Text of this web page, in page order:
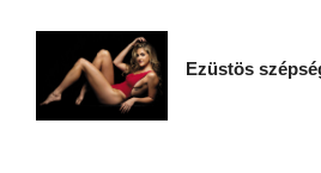
Ezüstös